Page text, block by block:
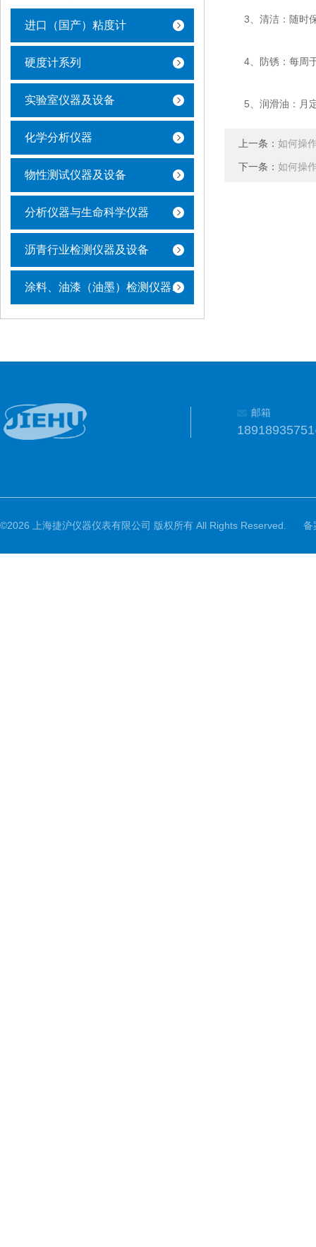
进口（国产）粘度计
硬度计系列
实验室仪器及设备
化学分析仪器
物性测试仪器及设备
分析仪器与生命科学仪器
沥青行业检测仪器及设备
涂料、油漆（油墨）检测仪器及设备
3、清洁：随时保
4、防锈：每周于
5、润滑油：月定
上一条： 如何操
下一条： 如何操
邮箱
©2026 上海捷沪仪器仪表有限公司 版权所有 All Rights Reserved. 备